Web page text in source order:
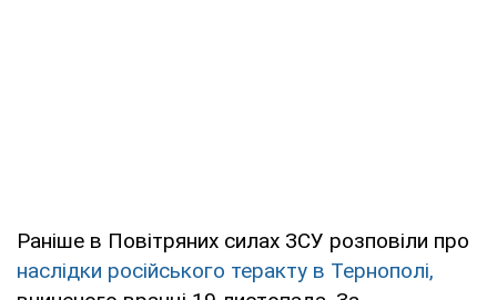
Раніше в Повітряних силах ЗСУ розповіли про
наслідки російського теракту в Тернополі,